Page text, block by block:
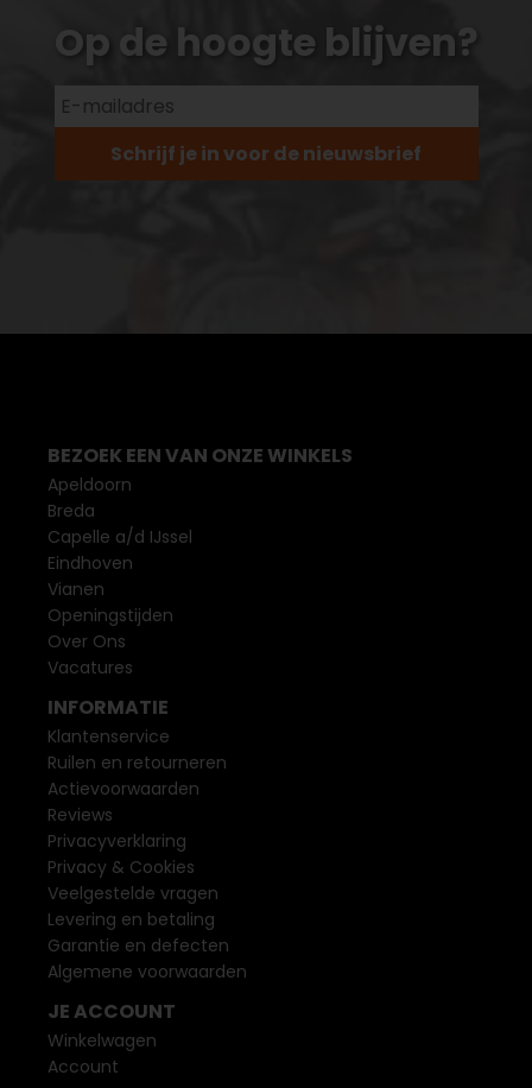
Op de hoogte blijven?
Schrijf je in voor de nieuwsbrief
BEZOEK EEN VAN ONZE WINKELS
Apeldoorn
Breda
Capelle a/d IJssel
Eindhoven
Vianen
Openingstijden
Over Ons
Vacatures
INFORMATIE
Klantenservice
Ruilen en retourneren
Actievoorwaarden
Reviews
Privacyverklaring
Privacy & Cookies
Veelgestelde vragen
Levering en betaling
Garantie en defecten
Algemene voorwaarden
JE ACCOUNT
Winkelwagen
Account